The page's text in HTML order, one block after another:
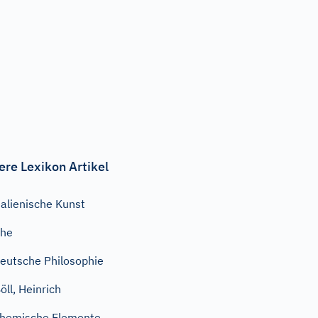
Lexikon Artikel
Kunst
Philosophie
Heinrich